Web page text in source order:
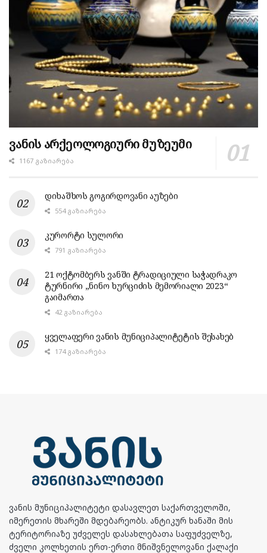
ვანის არქეოლოგიური მუზეუმი
1167 ᲒᲐᲖᲘᲐᲠᲔᲑᲐ
დიხაშხოს გოგირდოვანი აუზები
554 ᲒᲐᲖᲘᲐᲠᲔᲑᲐ
კურორტი სულორი
791 ᲒᲐᲖᲘᲐᲠᲔᲑᲐ
21 ოქტომბერს ვანში ტრადიციული საჭადრაკო
ტურნირი „ნინო ხურციძის მემორიალი 2023“
გაიმართა
42 ᲒᲐᲖᲘᲐᲠᲔᲑᲐ
ყველაფერი ვანის მუნიციპალიტეტის შესახებ
174 ᲒᲐᲖᲘᲐᲠᲔᲑᲐ
ვანის მუნიციპალიტეტი დასავლეთ საქართველოში,
იმერეთის მხარეში მდებარეობს. ანტიკურ ხანაში მის
ტერიტორიაზე უძველეს დასახლებათა საფუძველზე,
ძველი კოლხეთის ერთ-ერთი მნიშვნელოვანი ქალაქი